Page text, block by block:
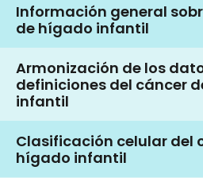
Información general
de hígado infantil
Armonización de los
definiciones del cáncer
infantil
Clasificación celular del
hígado infantil